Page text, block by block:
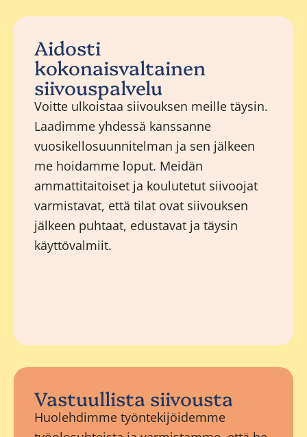
Aidosti
kokonaisvaltainen
siivouspalvelu
Voitte ulkoistaa siivouksen meille täysin.
Laadimme yhdessä kanssanne
vuosikellosuunnitelman ja sen jälkeen
me hoidamme loput. Meidän
ammattitaitoiset ja koulutetut siivoojat
varmistavat, että tilat ovat siivouksen
jälkeen puhtaat, edustavat ja täysin
käyttövalmiit.
Vastuullista siivousta
Huolehdimme työntekijöidemme